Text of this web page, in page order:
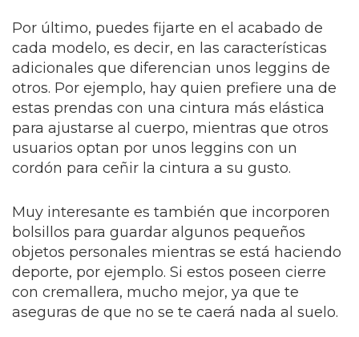
Por último, puedes fijarte en el acabado de
cada modelo, es decir, en las características
adicionales que diferencian unos leggins de
otros. Por ejemplo, hay quien prefiere una de
estas prendas con una cintura más elástica
para ajustarse al cuerpo, mientras que otros
usuarios optan por unos leggins con un
cordón para ceñir la cintura a su gusto.
Muy interesante es también que incorporen
bolsillos para guardar algunos pequeños
objetos personales mientras se está haciendo
deporte, por ejemplo. Si estos poseen cierre
con cremallera, mucho mejor, ya que te
aseguras de que no se te caerá nada al suelo.